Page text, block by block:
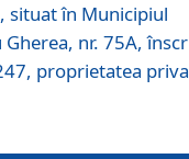
situat în Municipiul
nr. 75A,
proprietatea